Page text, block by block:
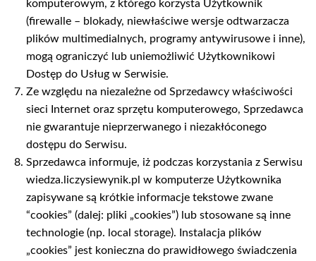
komputerowym, z którego korzysta Użytkownik
(firewalle – blokady, niewłaściwe wersje odtwarzacza
plików multimedialnych, programy antywirusowe i inne),
mogą ograniczyć lub uniemożliwić Użytkownikowi
Dostęp do Usług w Serwisie.
Ze względu na niezależne od Sprzedawcy właściwości
sieci Internet oraz sprzętu komputerowego, Sprzedawca
nie gwarantuje nieprzerwanego i niezakłóconego
dostępu do Serwisu.
Sprzedawca informuje, iż podczas korzystania z Serwisu
wiedza.liczysiewynik.pl w komputerze Użytkownika
zapisywane są krótkie informacje tekstowe zwane
“cookies” (dalej: pliki „cookies”) lub stosowane są inne
technologie (np. local storage). Instalacja plików
„cookies” jest konieczna do prawidłowego świadczenia